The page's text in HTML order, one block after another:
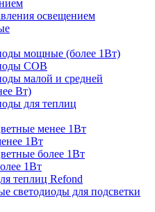
освещением
мощные (более 1Вт)
COB
малой и средней
Вт)
для теплиц
менее 1Вт
1Вт
более 1Вт
1Вт
теплиц Refond
светодиоды для подсветки